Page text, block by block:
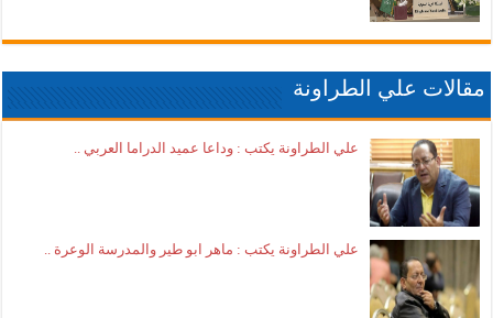
مقالات علي الطراونة
علي الطراونة يكتب : وداعا عميد الدراما العربي ..
علي الطراونة يكتب : ماهر ابو طير والمدرسة الوعرة ..